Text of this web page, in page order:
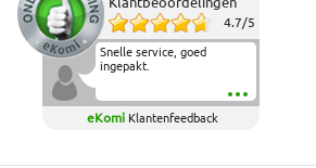
4.7/5
Snelle service, goed
ingepakt.
eKomi Klantenfeedback